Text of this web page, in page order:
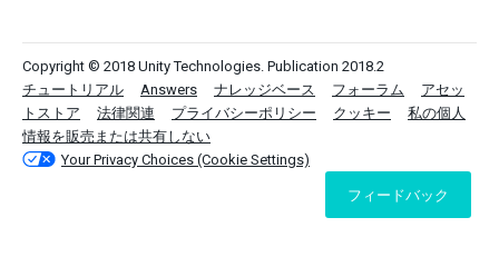
Copyright © 2018 Unity Technologies. Publication 2018.2
チュートリアル
Answers ナレッジベース フォーラム
アセッ
トストア
法律関連 プライバシーポリシー クッキー
私の個人
情報を販売または共有しない
Your Privacy Choices (Cookie Settings)
フィードバック